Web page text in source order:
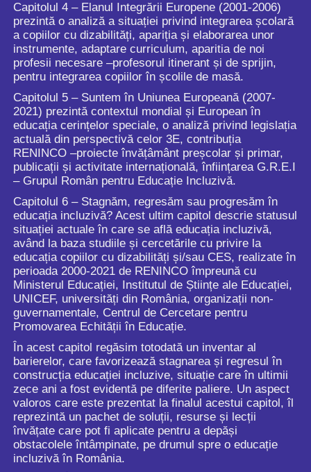
Capitolul 4 – Elanul Integrării Europene (2001-2006)
prezintă o analiză a situației privind integrarea școlară
a copiilor cu dizabilități, apariția și elaborarea unor
instrumente, adaptare curriculum, aparitia de noi
profesii necesare –profesorul itinerant și de sprijin,
pentru integrarea copiilor în școlile de masă.
Capitolul 5 – Suntem în Uniunea Europeană (2007-
2021) prezintă contextul mondial și European în
educația cerințelor speciale, o analiză privind legislația
actuală din perspectivă celor 3E, contribuția
RENINCO –proiecte învățâmânt preșcolar și primar,
publicații și activitate internațională, înființarea G.R.E.I
– Grupul Român pentru Educație Incluzivă.
Capitolul 6 – Stagnăm, regresăm sau progresăm în
educația incluzivă? Acest ultim capitol descrie statusul
situației actuale în care se află educația incluzivă,
având la baza studiile și cercetările cu privire la
educația copiilor cu dizabilități și/sau CES, realizate în
perioada 2000-2021 de RENINCO împreună cu
Ministerul Educației, Institutul de Științe ale Educației,
UNICEF, universități din România, organizații non-
guvernamentale, Centrul de Cercetare pentru
Promovarea Echității în Educație.
În acest capitol regăsim totodată un inventar al
barierelor, care favorizează stagnarea și regresul în
construcția educației incluzive, situație care în ultimii
zece ani a fost evidentă pe diferite paliere. Un aspect
valoros care este prezentat la finalul acestui capitol, îl
reprezintă un pachet de soluții, resurse și lecții
învățate care pot fi aplicate pentru a depăși
obstacolele întâmpinate, pe drumul spre o educație
incluzivă în România.